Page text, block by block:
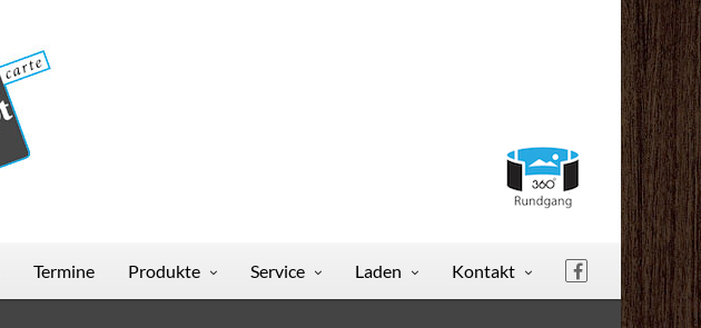
Termine Produkte Service Laden Kontakt